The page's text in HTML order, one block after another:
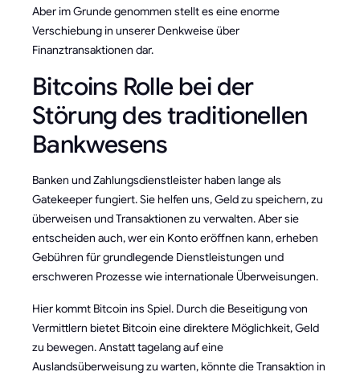
Aber im Grunde genommen stellt es eine enorme
Verschiebung in unserer Denkweise über
Finanztransaktionen dar.
Bitcoins Rolle bei der
Störung des traditionellen
Bankwesens
Banken und Zahlungsdienstleister haben lange als
Gatekeeper fungiert. Sie helfen uns, Geld zu speichern, zu
überweisen und Transaktionen zu verwalten. Aber sie
entscheiden auch, wer ein Konto eröffnen kann, erheben
Gebühren für grundlegende Dienstleistungen und
erschweren Prozesse wie internationale Überweisungen.
Hier kommt Bitcoin ins Spiel. Durch die Beseitigung von
Vermittlern bietet Bitcoin eine direktere Möglichkeit, Geld
zu bewegen. Anstatt tagelang auf eine
Auslandsüberweisung zu warten, könnte die Transaktion in